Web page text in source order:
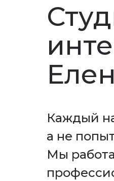
Каждый
а не
Мы